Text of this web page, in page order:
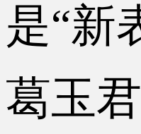
是“新
葛玉